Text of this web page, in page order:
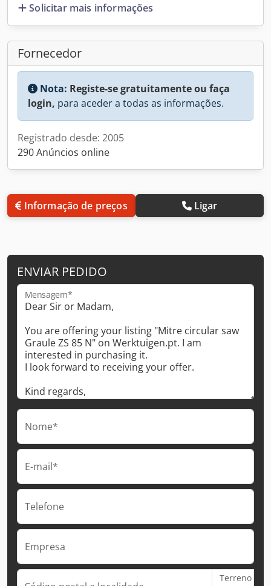
Solicitar mais informações
Fornecedor
Nota: Registe-se gratuitamente ou faça
login, para aceder a todas as informações.
Registrado desde: 2005
290 Anúncios online
Informação de preços Ligar
ENVIAR PEDIDO
Mensagem*
Nome*
E-mail*
Telefone
Empresa
Terreno